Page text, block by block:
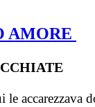
AMORE